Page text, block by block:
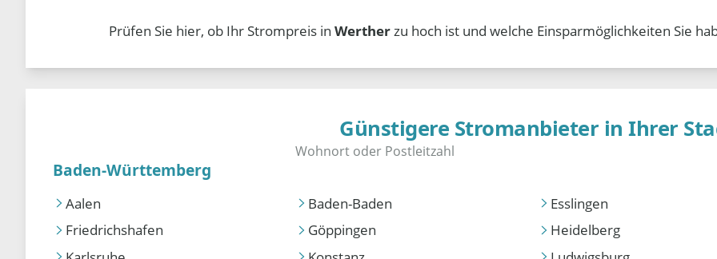
Prüfen Sie hier, ob Ihr Strompreis in Wertherzu hoch ist und welche Einsparmöglichkeiten Sie
Günstigere Stromanbieter in Ihrer
Baden-Württemberg
Aalen Baden-Baden
Esslingen
Friedrichshafen
Göppingen
Heidelberg